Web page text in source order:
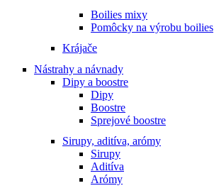
Boilies mixy
Pomôcky na výrobu boilies
Krájače
Nástrahy a návnady
Dipy a boostre
Dipy
Boostre
Sprejové boostre
Sirupy, aditíva, arómy
Sirupy
Aditíva
Arómy